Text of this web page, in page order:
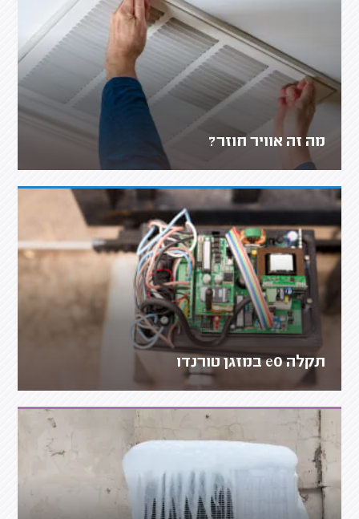
מה זה אוויר חוזר?
תקלה e0 במזגן טורנדו